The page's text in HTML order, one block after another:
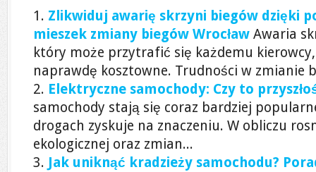
Zlikwiduj awarię skrzyni biegów dzięki
mieszek zmiany biegów Wrocław Awaria
który może przytrafić się każdemu
naprawdę kosztowne. Trudności w zmianie
Elektryczne samochody: Czy to
samochody stają się coraz bardziej
drogach zyskuje na znaczeniu. W obliczu
ekologicznej oraz zmian...
Jak uniknąć kradzieży samochodu?